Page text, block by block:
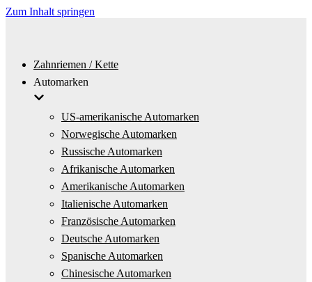
Zum Inhalt springen
Zahnriemen / Kette
Automarken
US-amerikanische Automarken
Norwegische Automarken
Russische Automarken
Afrikanische Automarken
Amerikanische Automarken
Italienische Automarken
Französische Automarken
Deutsche Automarken
Spanische Automarken
Chinesische Automarken